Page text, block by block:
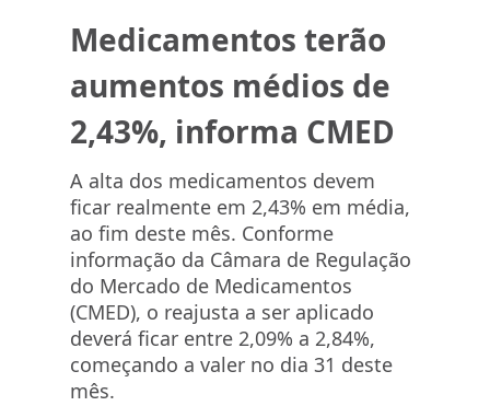
Medicamentos terão
aumentos médios de
2,43%, informa CMED
A alta dos medicamentos devem
ficar realmente em 2,43% em média,
ao fim deste mês. Conforme
informação da Câmara de Regulação
do Mercado de Medicamentos
(CMED), o reajusta a ser aplicado
deverá ficar entre 2,09% a 2,84%,
começando a valer no dia 31 deste
mês.